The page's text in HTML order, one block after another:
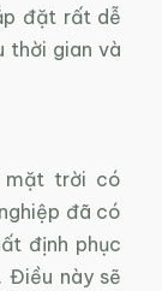
đặt rất dễ
thời gian và
mặt trời có
đã có
định phục
Điều này sẽ